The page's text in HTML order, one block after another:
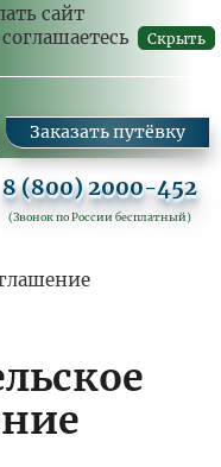
сайт
Скрыть
Заказать путёвку
8 (800) 2000-452
(Звонок по России бесплатный)